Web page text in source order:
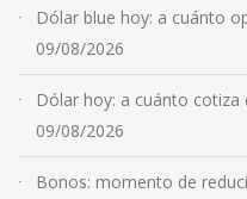
Dólar blue hoy: a cuánto
09/08/2026
Dólar hoy: a cuánto
09/08/2026
Bonos: momento de